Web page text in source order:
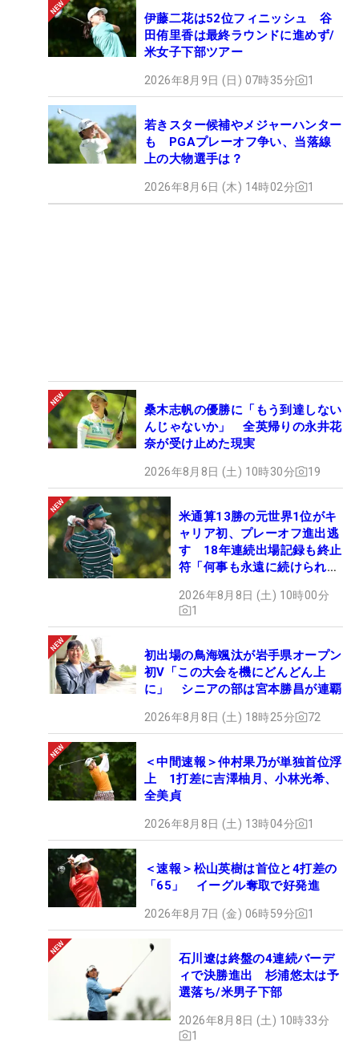
伊藤二花は52位フィニッシュ 谷
田侑里香は最終ラウンドに進めず/
米女子下部ツアー
2026年8月9日 (日) 07時35分 1
若きスター候補やメジャーハンター
も PGAプレーオフ争い、当落線
上の大物選手は？
2026年8月6日 (木) 14時02分 1
桑木志帆の優勝に「もう到達しない
んじゃないか」 全英帰りの永井花
奈が受け止めた現実
2026年8月8日 (土) 10時30分 19
米通算13勝の元世界1位がキ
ャリア初、プレーオフ進出逃
す 18年連続出場記録も終止
符「何事も永遠に続けられな
2026年8月8日 (土) 10時00分
1
初出場の鳥海颯汰が岩手県オープン
初V「この大会を機にどんどん上
に」 シニアの部は宮本勝昌が連覇
2026年8月8日 (土) 18時25分 72
＜中間速報＞仲村果乃が単独首位浮
上 1打差に吉澤柚月、小林光希、
全美貞
2026年8月8日 (土) 13時04分 1
＜速報＞松山英樹は首位と4打差の
「65」 イーグル奪取で好発進
2026年8月7日 (金) 06時59分 1
石川遼は終盤の4連続バーデ
ィで決勝進出 杉浦悠太は予
選落ち/米男子下部
2026年8月8日 (土) 10時33分
1